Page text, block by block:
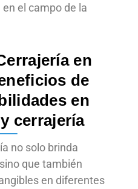
el campo de la
en
de
en
cerrajería
no solo brinda
que también
en diferentes